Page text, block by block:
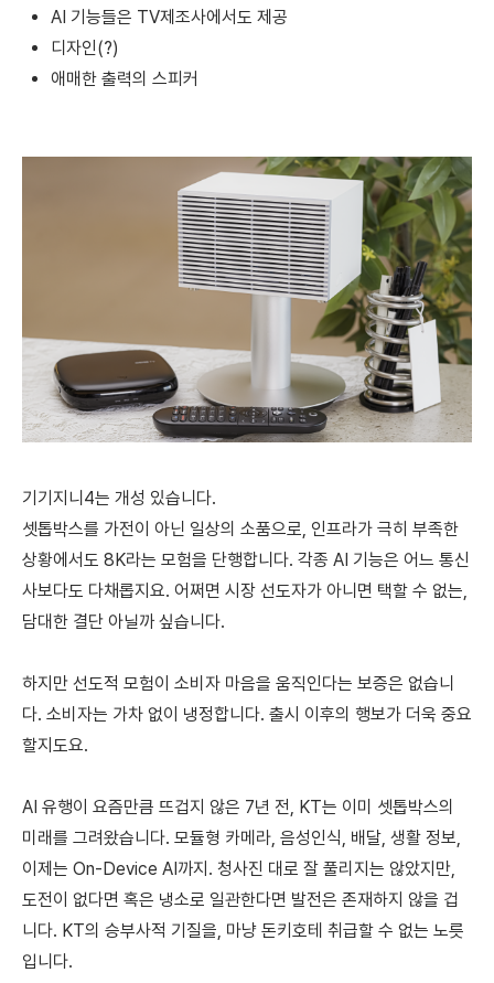
AI 기능들은 TV제조사에서도 제공
디자인(?)
애매한 출력의 스피커
기기지니4는 개성 있습니다.
셋톱박스를 가전이 아닌 일상의 소품으로, 인프라가 극히 부족한
상황에서도 8K라는 모험을 단행합니다. 각종 AI 기능은 어느 통신
사보다도 다채롭지요. 어쩌면 시장 선도자가 아니면 택할 수 없는,
담대한 결단 아닐까 싶습니다.
하지만 선도적 모험이 소비자 마음을 움직인다는 보증은 없습니
다. 소비자는 가차 없이 냉정합니다. 출시 이후의 행보가 더욱 중요
할지도요.
AI 유행이 요즘만큼 뜨겁지 않은 7년 전, KT는 이미 셋톱박스의
미래를 그려왔습니다. 모듈형 카메라, 음성인식, 배달, 생활 정보,
이제는 On-Device AI까지. 청사진 대로 잘 풀리지는 않았지만,
도전이 없다면 혹은 냉소로 일관한다면 발전은 존재하지 않을 겁
니다. KT의 승부사적 기질을, 마냥 돈키호테 취급할 수 없는 노릇
입니다.